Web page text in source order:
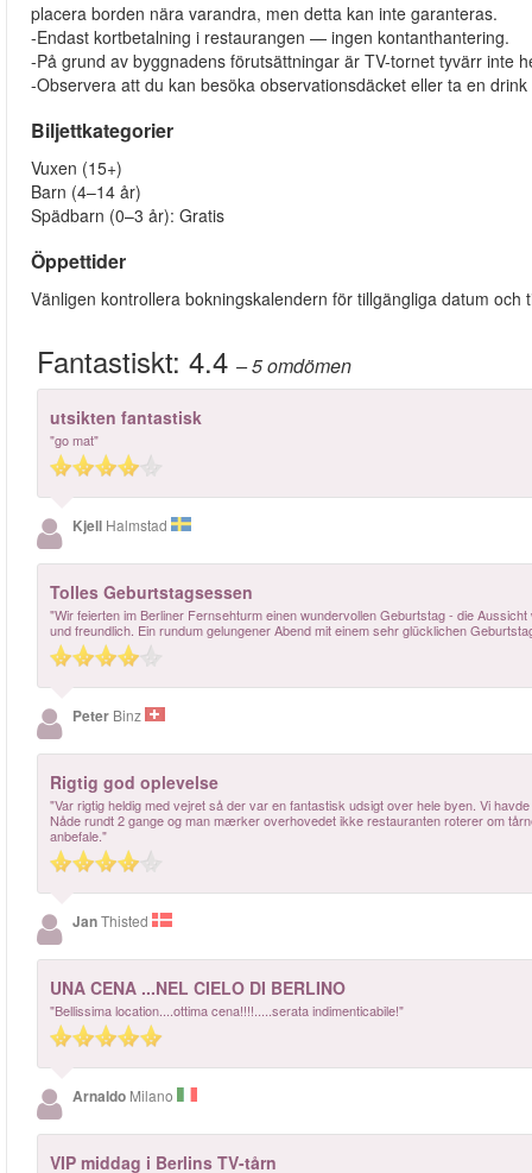
placera borden nära varandra, men detta kan inte garanteras.
-Endast kortbetalning i restaurangen — ingen kontanthantering.
-På grund av byggnadens förutsättningar är TV-tornet tyvärr inte
-Observera att du kan besöka observationsdäcket eller ta en
Biljettkategorier
Vuxen (15+)
Barn (4–14 år)
Spädbarn (0–3 år): Gratis
Öppettider
Vänligen kontrollera bokningskalendern för tillgängliga datum och
Fantastiskt: 4.4 – 5omdömen
utsikten fantastisk
"go mat"
Kjell Halmstad
Tolles Geburtstagsessen
"Wir feierten im Berliner Fernsehturm einen wundervollen Geburtstag - die
und freundlich. Ein rundum gelungener Abend mit einem sehr glücklichen
Peter Binz
Rigtig god oplevelse
"Var rigtig heldig med vejret så der var en fantastisk udsigt over hele byen. Vi
Nåde rundt 2 gange og man mærker overhovedet ikke restauranten roterer om
anbefale."
JanThisted
UNA CENA ...NEL CIELO DI BERLINO
"Bellissima location....ottima cena!!!!.....serata indimenticabile!"
Arnaldo Milano
VIP middag i Berlins TV-tårn